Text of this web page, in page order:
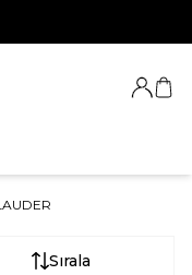
Giriş
Sırala